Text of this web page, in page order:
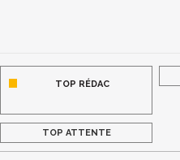
TOP RÉDAC
TOP ATTENTE